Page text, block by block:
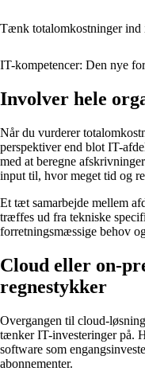
Tænk totalomkostninger ind
IT-kompetencer: Den nye
Involver hele
Når du vurderer
perspektiver end blot IT-
med at beregne
input til, hvor meget tid og
Et tæt samarbejde mellem
træffes ud fra tekniske
forretningsmæssige behov
Cloud eller on-
regnestykker
Overgangen til cloud-
tænker IT-investeringer på.
software som
abonnementer.